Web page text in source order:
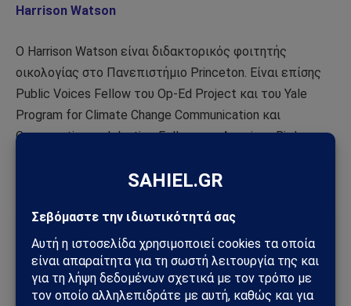
Harrison Watson
Ο Harrison Watson είναι διδακτορικός φοιτητής
οικολογίας στο Πανεπιστήμιο Princeton. Είναι επίσης
Public Voices Fellow του Op-Ed Project και του Yale
Program for Climate Change Communication και
Conservation and Justice Fellow του American Bird
Ακολούθησε το Sahiel στο Google News
Πρόσθεσε το Sahiel ως προτιμώμενη πηγή για να λαμβάνεις
πρώτος τις σημαντικότερες ειδήσεις και αναλύσεις.
Add as a preferred source